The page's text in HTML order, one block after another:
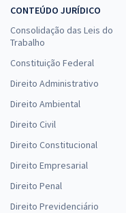
CONTEÚDO JURÍDICO
Consolidação das Leis do
Trabalho
Constituição Federal
Direito Administrativo
Direito Ambiental
Direito Civil
Direito Constitucional
Direito Empresarial
Direito Penal
Direito Previdenciário